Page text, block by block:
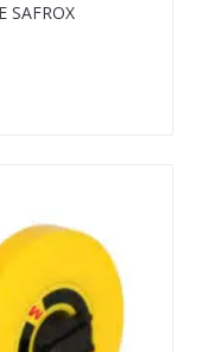
SAFROX